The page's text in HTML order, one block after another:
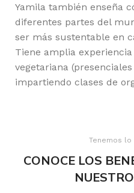
Yamila también enseña
diferentes partes del
ser más sustentable en
Tiene amplia
vegetariana
impartiendo clases de
Tenemos
CONOCE LOS